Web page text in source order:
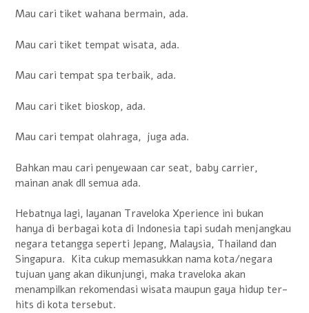
Mau cari tiket wahana bermain, ada.
Mau cari tiket tempat wisata, ada.
Mau cari tempat spa terbaik, ada.
Mau cari tiket bioskop, ada.
Mau cari tempat olahraga, juga ada.
Bahkan mau cari penyewaan car seat, baby carrier,
mainan anak dll semua ada.
Hebatnya lagi, layanan Traveloka Xperience ini bukan
hanya di berbagai kota di Indonesia tapi sudah menjangkau
negara tetangga seperti Jepang, Malaysia, Thailand dan
Singapura. Kita cukup memasukkan nama kota/negara
tujuan yang akan dikunjungi, maka traveloka akan
menampilkan rekomendasi wisata maupun gaya hidup ter-
hits di kota tersebut.